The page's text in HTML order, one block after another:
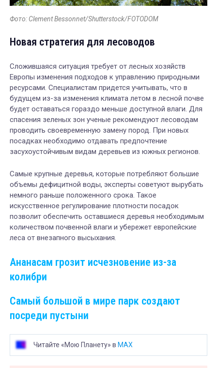
Фото: Clement Bessonnet/Shutterstock/FOTODOM
Новая стратегия для лесоводов
Сложившаяся ситуация требует от лесных хозяйств
Европы изменения подходов к управлению природными
ресурсами. Специалистам придется учитывать, что в
будущем из-за изменения климата летом в лесной почве
будет оставаться гораздо меньше доступной влаги. Для
спасения зеленых зон ученые рекомендуют лесоводам
проводить своевременную замену пород. При новых
посадках необходимо отдавать предпочтение
засухоустойчивым видам деревьев из южных регионов.
Самые крупные деревья, которые потребляют большие
объемы дефицитной воды, эксперты советуют вырубать
немного раньше положенного срока. Такое
искусственное регулирование плотности посадок
позволит обеспечить оставшиеся деревья необходимым
количеством почвенной влаги и убережет европейские
леса от внезапного высыхания.
Ананасам грозит исчезновение из-за
колибри
Самый большой в мире парк создают
посреди пустыни
Читайте «Мою Планету» в MAX